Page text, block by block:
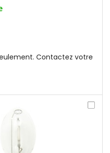
Contactez votre